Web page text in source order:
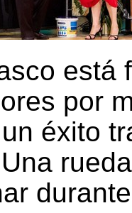
está
por
éxito